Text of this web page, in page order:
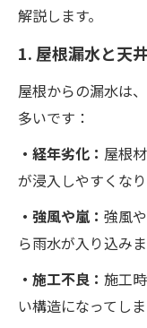
解説します。
1. 屋根漏水と天
屋根からの漏水は
多いです：
・経年劣化： 屋根
が浸入しやすくなり
・強風や嵐： 強風
ら雨水が入り込みま
・施工不良： 施工
い構造になってしま